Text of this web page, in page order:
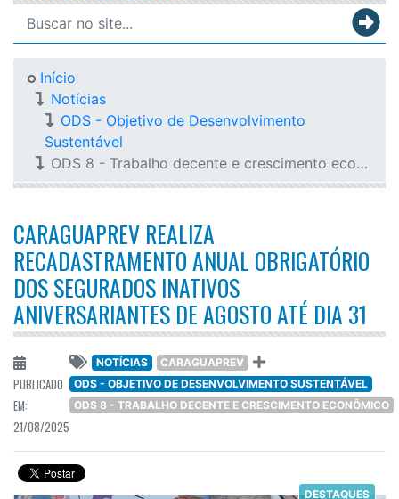
Início
Notícias
ODS - Objetivo de Desenvolvimento
Sustentável
ODS 8 - Trabalho decente e crescimento econômico
CARAGUAPREV REALIZA
RECADASTRAMENTO ANUAL OBRIGATÓRIO
DOS SEGURADOS INATIVOS
ANIVERSARIANTES DE AGOSTO ATÉ DIA 31
PUBLICADO
EM:
21/08/2025
NOTÍCIAS
CARAGUAPREV
ODS - OBJETIVO DE DESENVOLVIMENTO SUSTENTÁVEL
ODS 8 - TRABALHO DECENTE E CRESCIMENTO ECONÔMICO
DESTAQUES